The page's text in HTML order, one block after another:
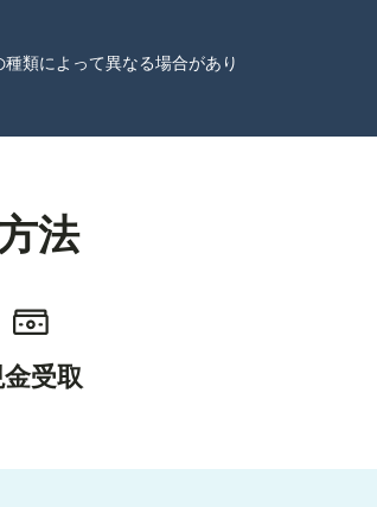
類によって異なる場合があり
法
受取